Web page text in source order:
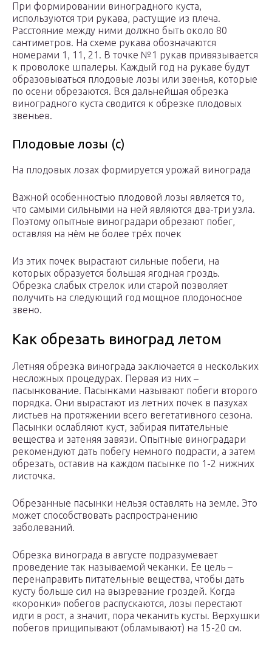
При формировании виноградного куста,
используются три рукава, растущие из плеча.
Расстояние между ними должно быть около 80
сантиметров. На схеме рукава обозначаются
номерами 1, 11, 21. В точке №1 рукав привязывается
к проволоке шпалеры. Каждый год на рукаве будут
образовываться плодовые лозы или звенья, которые
по осени обрезаются. Вся дальнейшая обрезка
виноградного куста сводится к обрезке плодовых
звеньев.
Плодовые лозы (с)
На плодовых лозах формируется урожай винограда
Важной особенностью плодовой лозы является то,
что самыми сильными на ней являются два-три узла.
Поэтому опытные виноградари обрезают побег,
оставляя на нём не более трёх почек
Из этих почек вырастают сильные побеги, на
которых образуется большая ягодная гроздь.
Обрезка слабых стрелок или старой позволяет
получить на следующий год мощное плодоносное
звено.
Как обрезать виноград летом
Летняя обрезка винограда заключается в нескольких
несложных процедурах. Первая из них –
пасынкование. Пасынками называют побеги второго
порядка. Они вырастают из летних почек в пазухах
листьев на протяжении всего вегетативного сезона.
Пасынки ослабляют куст, забирая питательные
вещества и затеняя завязи. Опытные виноградари
рекомендуют дать побегу немного подрасти, а затем
обрезать, оставив на каждом пасынке по 1-2 нижних
листочка.
Обрезанные пасынки нельзя оставлять на земле. Это
может способствовать распространению
заболеваний.
Обрезка винограда в августе подразумевает
проведение так называемой чеканки. Ее цель –
перенаправить питательные вещества, чтобы дать
кусту больше сил на вызревание гроздей. Когда
«коронки» побегов распускаются, лозы перестают
идти в рост, а значит, пора чеканить кусты. Верхушки
побегов прищипывают (обламывают) на 15-20 см.